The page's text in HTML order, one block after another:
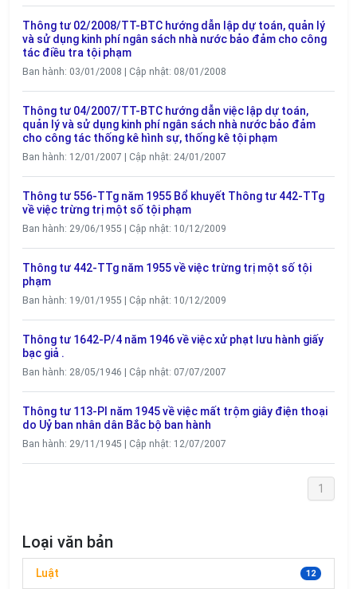
Thông tư 02/2008/TT-BTC hướng dẫn lập dự toán, quản lý
và sử dụng kinh phí ngân sách nhà nước bảo đảm cho công
tác điều tra tội phạm
Ban hành: 03/01/2008 | Cập nhật: 08/01/2008
Thông tư 04/2007/TT-BTC hướng dẫn việc lập dự toán,
quản lý và sử dụng kinh phí ngân sách nhà nước bảo đảm
cho công tác thống kê hình sự, thống kê tội phạm
Ban hành: 12/01/2007 | Cập nhật: 24/01/2007
Thông tư 556-TTg năm 1955 Bổ khuyết Thông tư 442-TTg
về việc trừng trị một số tội phạm
Ban hành: 29/06/1955 | Cập nhật: 10/12/2009
Thông tư 442-TTg năm 1955 về việc trừng trị một số tội
phạm
Ban hành: 19/01/1955 | Cập nhật: 10/12/2009
Thông tư 1642-P/4 năm 1946 về việc xử phạt lưu hành giấy
bạc giả .
Ban hành: 28/05/1946 | Cập nhật: 07/07/2007
Thông tư 113-PI năm 1945 về việc mất trộm giây điện thoại
do Uỷ ban nhân dân Bắc bộ ban hành
Ban hành: 29/11/1945 | Cập nhật: 12/07/2007
1
Loại văn bản
Luật 12